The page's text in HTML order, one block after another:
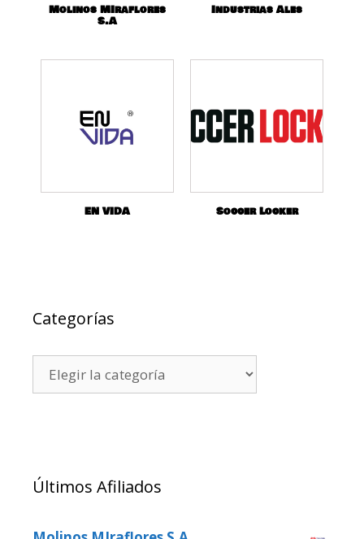
Molinos MIraflores
S.A
Industrias Ales
EN VIDA Soccer Locker
Categorías
Últimos Afiliados